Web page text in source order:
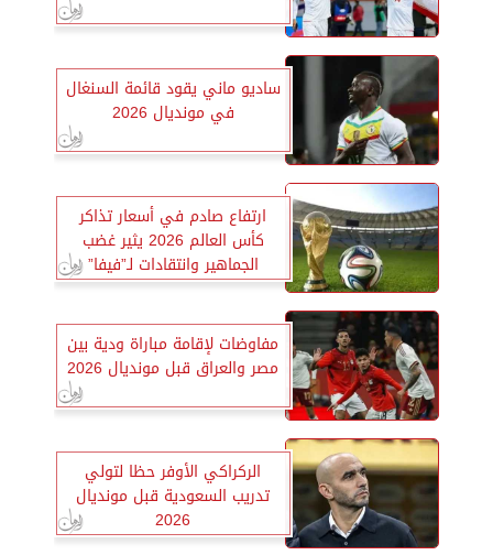
ساديو ماني يقود قائمة السنغال
في مونديال 2026
ارتفاع صادم في أسعار تذاكر
كأس العالم 2026 يثير غضب
الجماهير وانتقادات لـ”فيفا”
مفاوضات لإقامة مباراة ودية بين
مصر والعراق قبل مونديال 2026
الركراكي الأوفر حظا لتولي
تدريب السعودية قبل مونديال
2026